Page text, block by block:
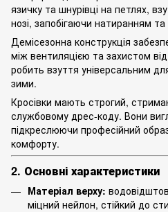
язичку та шнурівці на петлях,
нозі, запобігаючи натиранням
Демісезонна конструкція
між вентиляцією та захистом
робить взуття універсальним
зими.
Кросівки мають строгий,
службовому дрес-коду. Вони
підкреслюючи професійний
комфорту.
2. Основні характеристики
Матеріал верху:
міцний нейлон, стійкий до